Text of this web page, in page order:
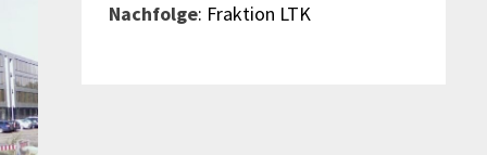
Nachfolge: Fraktion LTK